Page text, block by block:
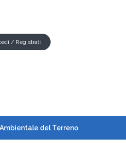
/ Registrati
del Terreno